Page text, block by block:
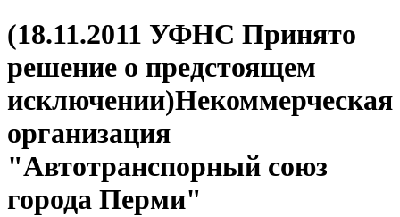
(18.11.2011 УФНС Принято
решение о предстоящем
исключении)Некоммерческая
организация
"Автотранспорный союз
города Перми"